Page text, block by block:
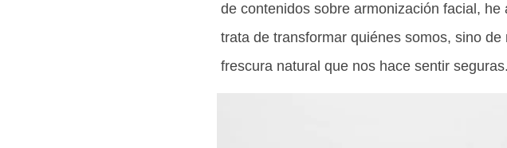
de contenidos sobre armonización facial,
trata de transformar quiénes somos, sino
frescura natural que nos hace sentir seguras.